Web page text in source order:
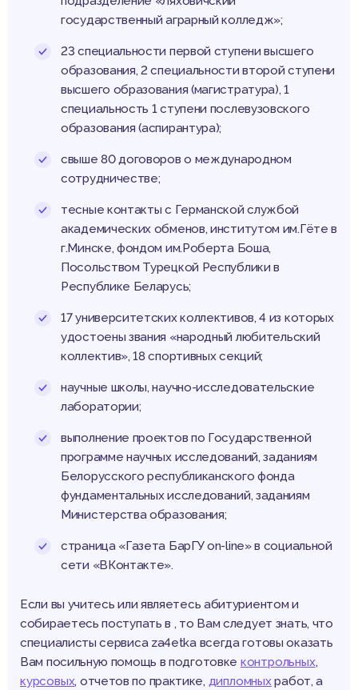
государственный аграрный колледж»;
23 специальности первой ступени высшего
образования, 2 специальности второй ступени
высшего образования (магистратура), 1
специальность 1 ступени послевузовского
образования (аспирантура);
свыше 80 договоров о международном
сотрудничестве;
тесные контакты с Германской службой
академических обменов, институтом им.Гёте в
г.Минске, фондом им.Роберта Боша,
Посольством Турецкой Республики в
Республике Беларусь;
17 университетских коллективов, 4 из которых
удостоены звания «народный любительский
коллектив», 18 спортивных секций;
научные школы, научно-исследовательские
лаборатории;
выполнение проектов по Государственной
программе научных исследований, заданиям
Белорусского республиканского фонда
фундаментальных исследований, заданиям
Министерства образования;
страница «Газета БарГУ on-line» в социальной
сети «ВКонтакте».
Если вы учитесь или являетесь абитуриентом и
собираетесь поступать в , то Вам следует знать, что
специалисты сервиса za4etka всегда готовы оказать
Вам посильную помощь в подготовке контрольных,
курсовых, отчетов по практике, дипломныхработ, а